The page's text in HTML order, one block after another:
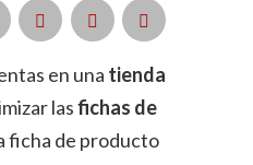
en una tienda
lasfichas de
ficha de producto